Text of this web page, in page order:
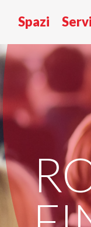
Spazi